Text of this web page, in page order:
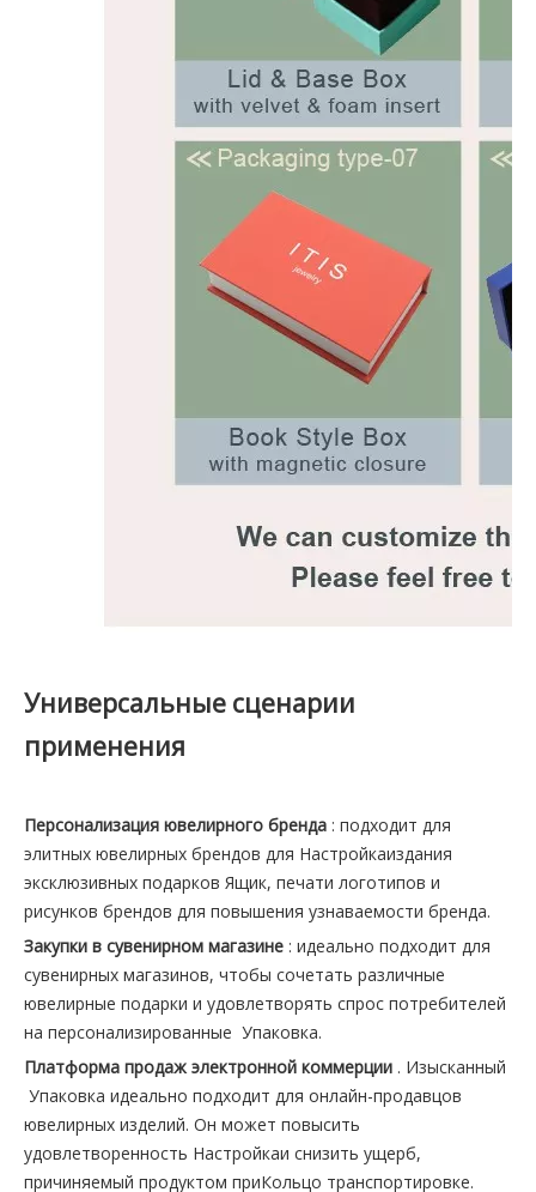
Универсальные сценарии
применения
Персонализация ювелирного бренда : подходит для
элитных ювелирных брендов для Настройкаиздания
эксклюзивных подарков Ящик, печати логотипов и
рисунков брендов для повышения узнаваемости бренда.
Закупки в сувенирном магазине : идеально подходит для
сувенирных магазинов, чтобы сочетать различные
ювелирные подарки и удовлетворять спрос потребителей
на персонализированные Упаковка.
Платформа продаж электронной коммерции . Изысканный
Упаковка идеально подходит для онлайн-продавцов
ювелирных изделий. Он может повысить
удовлетворенность Настройкаи снизить ущерб,
причиняемый продуктом приКольцо транспортировке.